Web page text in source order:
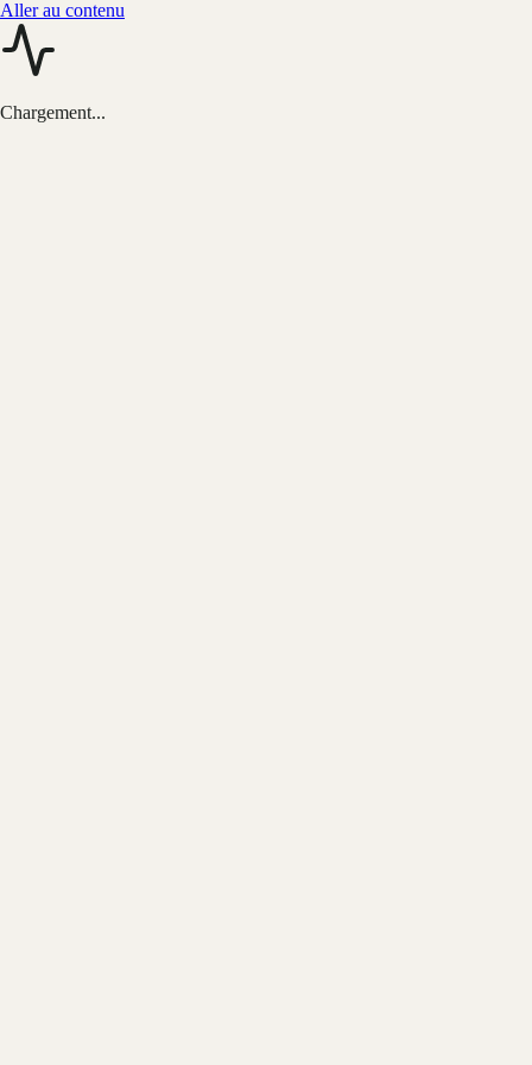
Aller au contenu
Chargement...